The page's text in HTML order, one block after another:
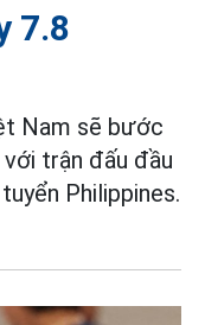
7.8
Nam sẽ bước
với trận đấu đầu
Philippines.